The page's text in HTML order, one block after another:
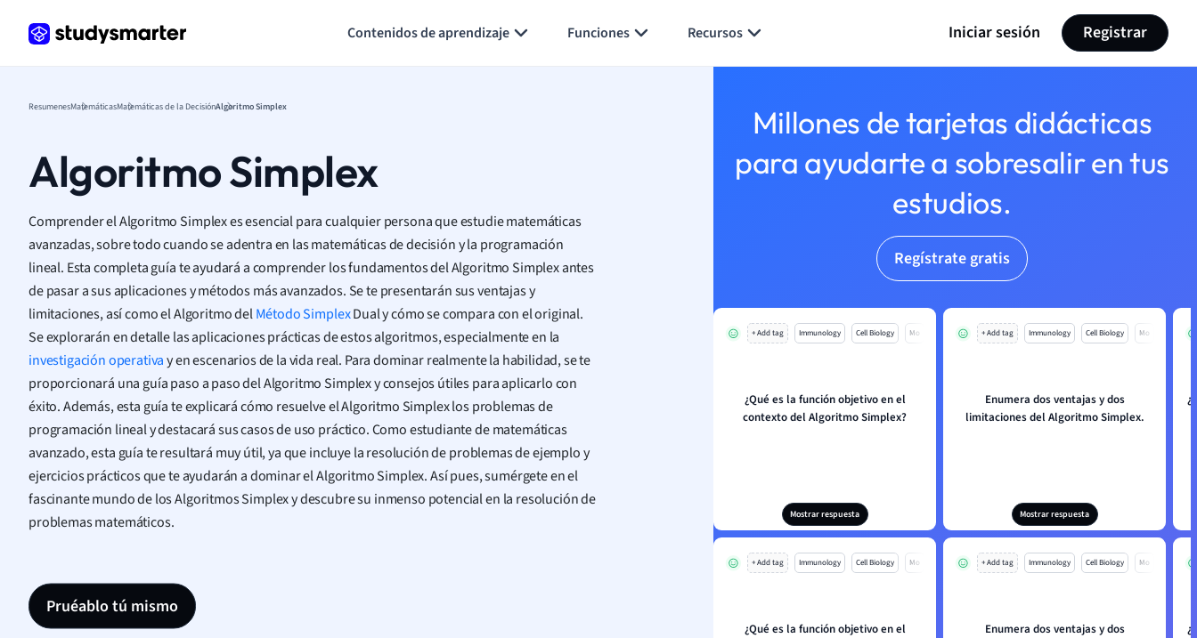
Contenidos de aprendizaje Funciones Recursos Iniciar sesión Registrar
ResumenesMatemáticasMatemáticas de la DecisiónAlgoritmo Simplex
Algoritmo Simplex
Comprender el Algoritmo Simplex es esencial para cualquier persona que estudie matemáticas
avanzadas, sobre todo cuando se adentra en las matemáticas de decisión y la programación
lineal. Esta completa guía te ayudará a comprender los fundamentos del Algoritmo Simplex antes
de pasar a sus aplicaciones y métodos más avanzados. Se te presentarán sus ventajas y
limitaciones, así como el Algoritmo delMétodo SimplexDual y cómo se compara con el original.
Se explorarán en detalle las aplicaciones prácticas de estos algoritmos, especialmente en la
investigación operativay en escenarios de la vida real. Para dominar realmente la habilidad, se te
proporcionará una guía paso a paso del Algoritmo Simplex y consejos útiles para aplicarlo con
éxito. Además, esta guía te explicará cómo resuelve el Algoritmo Simplex los problemas de
programación lineal y destacará sus casos de uso práctico. Como estudiante de matemáticas
avanzado, esta guía te resultará muy útil, ya que incluye la resolución de problemas de ejemplo y
ejercicios prácticos que te ayudarán a dominar el Algoritmo Simplex. Así pues, sumérgete en el
fascinante mundo de los Algoritmos Simplex y descubre su inmenso potencial en la resolución de
problemas matemáticos.
Pruéablo tú mismo
Millones de tarjetas didácticas
para ayudarte a sobresalir en tus
estudios.
Regístrate gratis
+ Add tag Immunology Cell Biology Mo
¿Qué es la función objetivo en el
contexto del Algoritmo Simplex?
Mostrar respuesta
+ Add tag Immunology Cell Biology Mo
Enumera dos ventajas y dos
limitaciones del Algoritmo Simplex.
Mostrar respuesta
+ Add tag Immunology Cell Biology Mo
¿Qué es la función objetivo en el
+ Add tag Immunology Cell Biology Mo
Enumera dos ventajas y dos